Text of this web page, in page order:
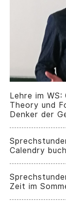
Lehre im
Theory und
Denker der
Calendry
Zeit im